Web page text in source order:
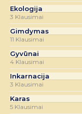
Ekologija
3 Klausimai
Gimdymas
11 Klausimai
Gyvūnai
4 Klausimai
Inkarnacija
3 Klausimai
Karas
5 Klausimai